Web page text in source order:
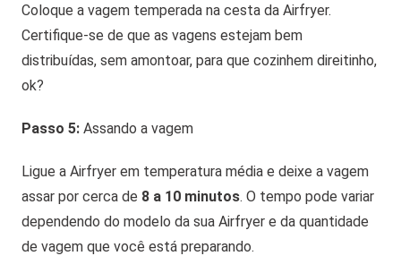
Coloque a vagem temperada na cesta da Airfryer.
Certifique-se de que as vagens estejam bem
distribuídas, sem amontoar, para que cozinhem direitinho,
ok?
Passo 5: Assando a vagem
Ligue a Airfryer em temperatura média e deixe a vagem
assar por cerca de 8 a 10 minutos. O tempo pode variar
dependendo do modelo da sua Airfryer e da quantidade
de vagem que você está preparando.